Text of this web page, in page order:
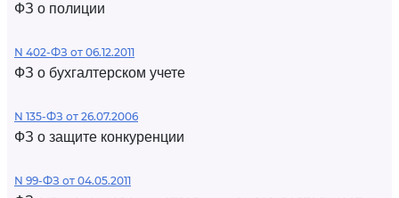
ФЗ о полиции
N 402-ФЗ от 06.12.2011
ФЗ о бухгалтерском учете
N 135-ФЗ от 26.07.2006
ФЗ о защите конкуренции
N 99-ФЗ от 04.05.2011